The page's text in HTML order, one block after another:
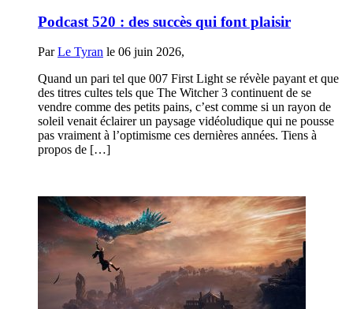
Podcast 520 : des succès qui font plaisir
ParLe Tyran le 06 juin 2026,
Quand un pari tel que 007 First Light se révèle payant et que
des titres cultes tels que The Witcher 3 continuent de se
vendre comme des petits pains, c’est comme si un rayon de
soleil venait éclairer un paysage vidéoludique qui ne pousse
pas vraiment à l’optimisme ces dernières années. Tiens à
propos de […]